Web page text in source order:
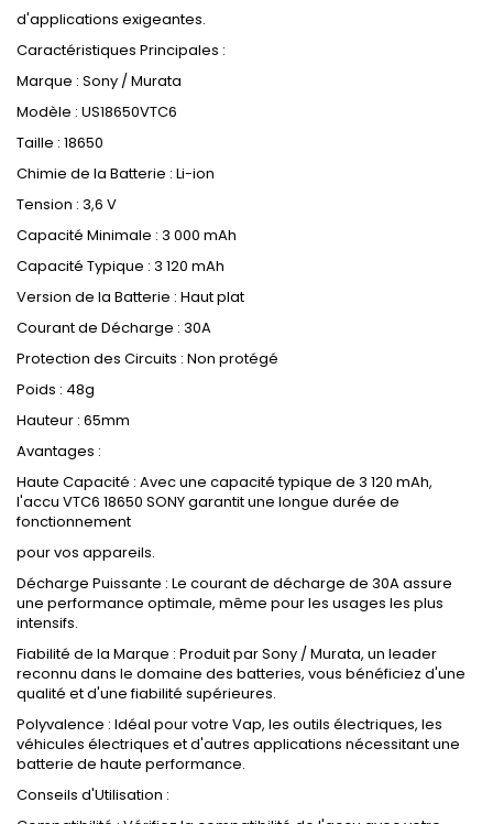
d'applications exigeantes.
Caractéristiques Principales :
Marque : Sony / Murata
Modèle : US18650VTC6
Taille : 18650
Chimie de la Batterie : Li-ion
Tension : 3,6 V
Capacité Minimale : 3 000 mAh
Capacité Typique : 3 120 mAh
Version de la Batterie : Haut plat
Courant de Décharge : 30A
Protection des Circuits : Non protégé
Poids : 48g
Hauteur : 65mm
Avantages :
Haute Capacité : Avec une capacité typique de 3 120 mAh,
l'accu VTC6 18650 SONY garantit une longue durée de
fonctionnement
pour vos appareils.
Décharge Puissante : Le courant de décharge de 30A assure
une performance optimale, même pour les usages les plus
intensifs.
Fiabilité de la Marque : Produit par Sony / Murata, un leader
reconnu dans le domaine des batteries, vous bénéficiez d'une
qualité et d'une fiabilité supérieures.
Polyvalence : Idéal pour votre Vap, les outils électriques, les
véhicules électriques et d'autres applications nécessitant une
batterie de haute performance.
Conseils d'Utilisation :